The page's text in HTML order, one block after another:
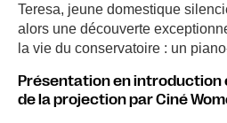
Teresa, jeune domestique
alors une découverte
la vie du conservatoire : un
Présentation en introduction
de la projection par Ciné